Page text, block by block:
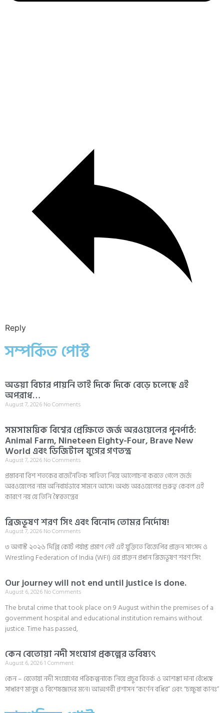
Reply
সম্পর্কিত পোস্ট
অভয়া বিচার পায়নি তাই দিকে দিকে বেড়ে চলেছে এই
অপরাধ…
August 7, 2026 No Comments
সমসাময়িক বিশ্বের প্রেক্ষিতে জর্জ অরওয়েলের পুনর্পাঠ:
Animal Farm, Nineteen Eighty-Four, Brave New
World এবং ডিজিটাল যুগের গণতন্ত্র
August 7, 2026 No Comments
প্রস্তাবনা বিশ শতকের রাজনৈতিক সাহিত্য নিয়ে আলোচনা করতে গেলে জর্জ
অরওয়েলের নাম অনিবার্যভাবে সামনে আসে। অথচ অরওয়েলের গুরুত্ব কেবল এই
কারণে নয় যে তিনি স্বৈরতন্ত্রের
ব্রিজভূষণ শরণ সিং এবং বিনোদ তোমর নির্দোষ!
August 7, 2026 No Comments
৩ অগাস্ট ২০২৬ দিল্লি কোর্ট পর্যাপ্ত প্রমাণ নেই এই যুক্তিতে বিজেপির প্রাক্তন সাংসদ ও
Wrestling Federation of India (WFI) এর প্রাক্তন প্রধান ব্রিজভূষণ শরণ সিং
Our journey will not end until justice is done.
August 6, 2026 No Comments
The brutal crime that took place on 9 August within the premises of a
government hospital and educational institution remains without
justice. Time has passed,
কেন বেতোয়া নদী সংযোগ প্রকল্পের ভবিষ্যৎ
August 6, 20261 Comment
কেন – বেতোয়া নদী সংযোগের পরিকল্পনাকে নিয়ে প্রচুর বিতর্ক ও আশঙ্কা দানা বেঁধেছে
সাধারণ মানুষ ও বিশেষজ্ঞদের মনে। আত্মগর্বী প্রশাসন “কর্ণেন বধির” এবং “চক্ষুষা কানঃ”